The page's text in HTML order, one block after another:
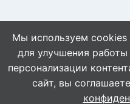
© 2026
Мы используем cookies
для улучшения
персонализации
сайт, вы